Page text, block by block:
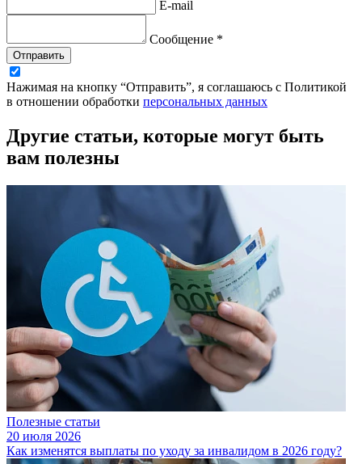
E-mail
Сообщение *
Отправить
Нажимая на кнопку “Отправить”, я соглашаюсь с Политикой
в отношении обработки персональных данных
Другие статьи, которые могут быть
вам полезны
Полезные статьи
20 июля 2026
Как изменятся выплаты по уходу за инвалидом в 2026 году?